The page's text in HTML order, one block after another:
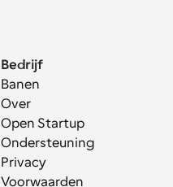
Bedrijf
Banen
Over
Open Startup
Ondersteuning
Privacy
Voorwaarden